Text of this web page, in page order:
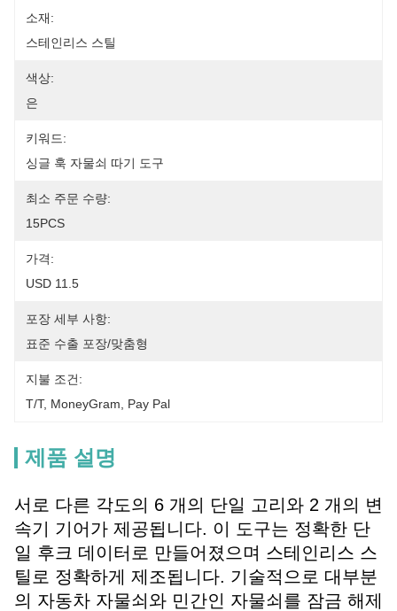
소재:
스테인리스 스틸
색상:
은
키워드:
싱글 훅 자물쇠 따기 도구
최소 주문 수량:
15PCS
가격:
USD 11.5
포장 세부 사항:
표준 수출 포장/맞춤형
지불 조건:
T/T, MoneyGram, Pay Pal
제품 설명
서로 다른 각도의 6 개의 단일 고리와 2 개의 변
속기 기어가 제공됩니다. 이 도구는 정확한 단
일 후크 데이터로 만들어졌으며 스테인리스 스
틸로 정확하게 제조됩니다. 기술적으로 대부분
의 자동차 자물쇠와 민간인 자물쇠를 잠금 해제